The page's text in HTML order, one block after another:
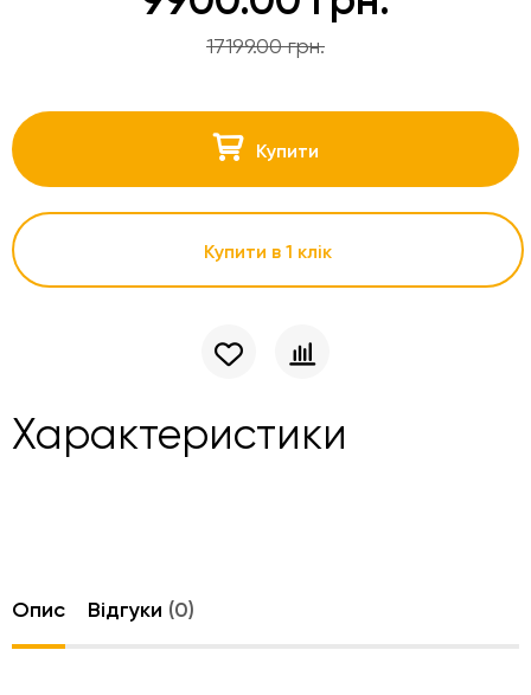
17199.00 грн.
Купити
Купити в 1 клік
Характеристики
Опис Відгуки (0)